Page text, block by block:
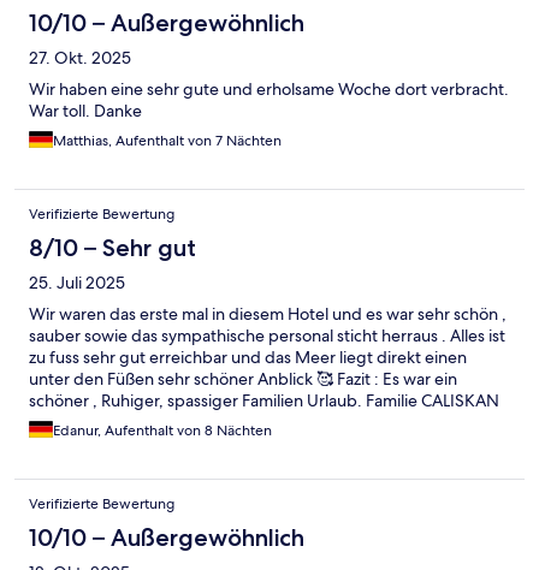
10/10 – Außergewöhnlich
27. Okt. 2025
Wir haben eine sehr gute und erholsame Woche dort verbracht.
War toll. Danke
Matthias, Aufenthalt von 7 Nächten
Verifizierte Bewertung
8/10 – Sehr gut
25. Juli 2025
Wir waren das erste mal in diesem Hotel und es war sehr schön ,
sauber sowie das sympathische personal sticht herraus . Alles ist
zu fuss sehr gut erreichbar und das Meer liegt direkt einen
unter den Füßen sehr schöner Anblick 🥰 Fazit : Es war ein
schöner , Ruhiger, spassiger Familien Urlaub. Familie CALISKAN
☺️ Edanur, Aufenthalt von 8 Nächten
Verifizierte Bewertung
10/10 – Außergewöhnlich